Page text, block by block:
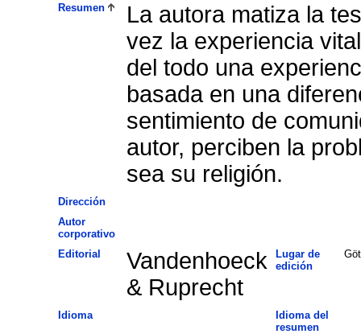
Resumen
La autora matiza la
vez la experiencia
del todo una
basada en una
sentimiento de
autor, perciben la
sea su religión.
Dirección
Autor
corporativo
Editorial
Vandenhoeck
& Ruprecht
Lugar de
edición
Idioma
Idioma del
resumen